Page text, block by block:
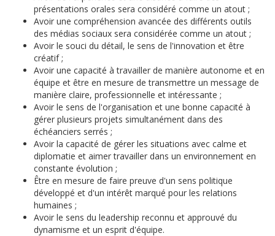
présentations orales sera considéré comme un atout ;
Avoir une compréhension avancée des différents outils
des médias sociaux sera considérée comme un atout ;
Avoir le souci du détail, le sens de l'innovation et être
créatif ;
Avoir une capacité à travailler de manière autonome et en
équipe et être en mesure de transmettre un message de
manière claire, professionnelle et intéressante ;
Avoir le sens de l'organisation et une bonne capacité à
gérer plusieurs projets simultanément dans des
échéanciers serrés ;
Avoir la capacité de gérer les situations avec calme et
diplomatie et aimer travailler dans un environnement en
constante évolution ;
Être en mesure de faire preuve d'un sens politique
développé et d'un intérêt marqué pour les relations
humaines ;
Avoir le sens du leadership reconnu et approuvé du
dynamisme et un esprit d'équipe.